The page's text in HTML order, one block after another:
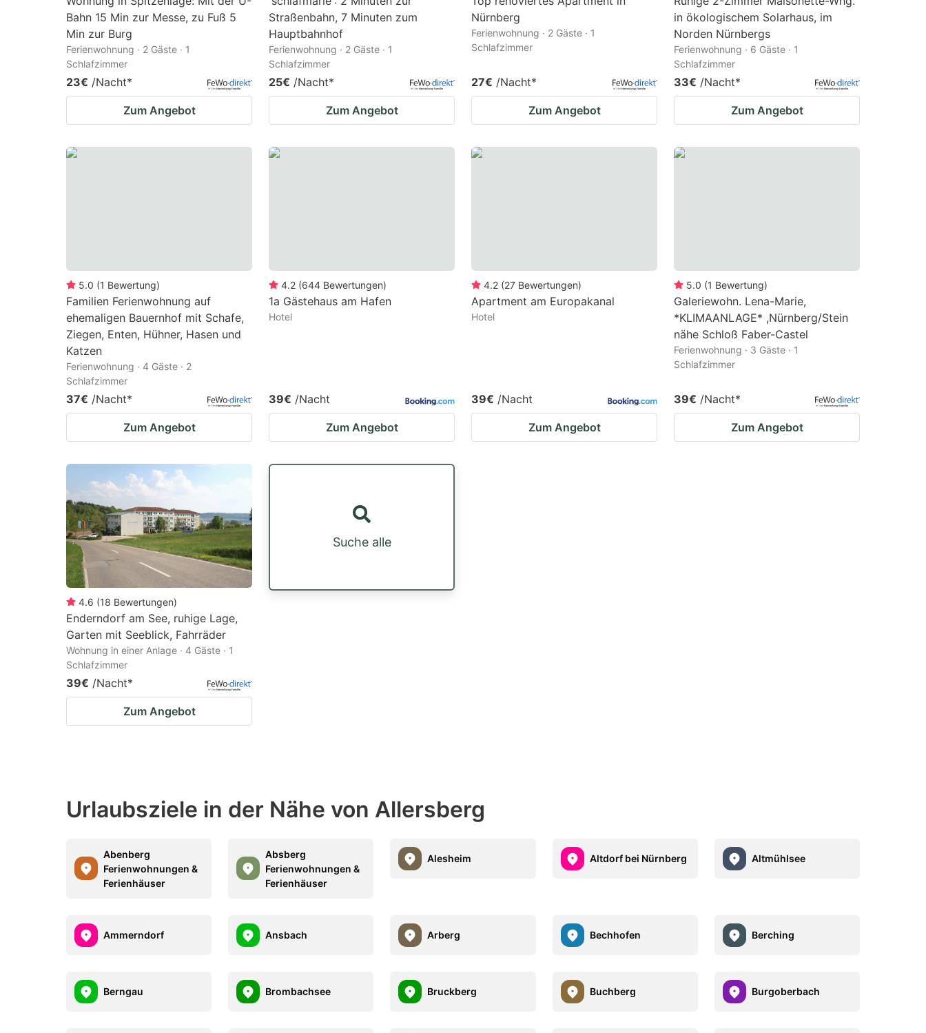
Bahn 15 Min zur Messe, zu Fuß 5
Min zur Burg
Ferienwohnung · 2 Gäste · 1
Schlafzimmer
23€ /Nacht*
Zum Angebot
Straßenbahn, 7 Minuten zum
Hauptbahnhof
Ferienwohnung · 2 Gäste · 1
Schlafzimmer
25€ /Nacht*
Zum Angebot
Nürnberg
Ferienwohnung · 2 Gäste · 1
Schlafzimmer
27€ /Nacht*
Zum Angebot
in ökologischem Solarhaus, im
Norden Nürnbergs
Ferienwohnung · 6 Gäste · 1
Schlafzimmer
33€ /Nacht*
Zum Angebot
5.0 (1 Bewertung)
Familien Ferienwohnung auf
ehemaligen Bauernhof mit Schafe,
Ziegen, Enten, Hühner, Hasen und
Katzen
Ferienwohnung · 4 Gäste · 2
Schlafzimmer
37€ /Nacht*
Zum Angebot
4.2 (644 Bewertungen)
1a Gästehaus am Hafen
Hotel
39€ /Nacht
Zum Angebot
4.2 (27 Bewertungen)
Apartment am Europakanal
Hotel
39€ /Nacht
Zum Angebot
5.0 (1 Bewertung)
Galeriewohn. Lena-Marie,
*KLIMAANLAGE* ,Nürnberg/Stein
nähe Schloß Faber-Castel
Ferienwohnung · 3 Gäste · 1
Schlafzimmer
39€ /Nacht*
Zum Angebot
4.6 (18 Bewertungen)
Enderndorf am See, ruhige Lage,
Garten mit Seeblick, Fahrräder
Wohnung in einer Anlage · 4 Gäste · 1
Schlafzimmer
39€ /Nacht*
Zum Angebot
Suche alle
Urlaubsziele in der Nähe von Allersberg
Abenberg
Ferienwohnungen &
Ferienhäuser
Absberg
Ferienwohnungen &
Ferienhäuser
Alesheim Altdorf bei Nürnberg Altmühlsee
Ammerndorf Ansbach Arberg Bechhofen Berching
Berngau Brombachsee Bruckberg Buchberg Burgoberbach